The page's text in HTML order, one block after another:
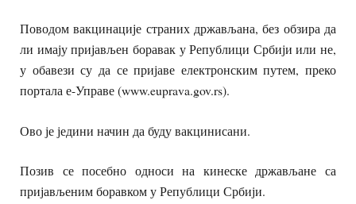
Поводом вакцинације страних држављана, без обзира да
ли имају пријављен боравак у Републици Србији или не,
у обавези су да се пријаве електронским путем, преко
портала е-Управе (www.euprava.gov.rs).
Ово је једини начин да буду вакцинисани.
Позив се посебно односи на кинеске држављане са
пријављеним боравком у Републици Србији.